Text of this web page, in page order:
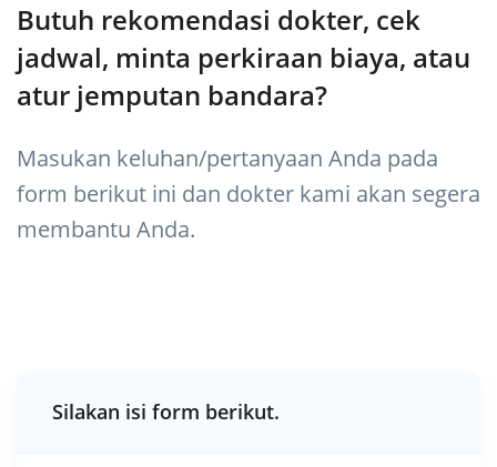
Butuh rekomendasi dokter, cek
jadwal, minta perkiraan biaya, atau
atur jemputan bandara?
Masukan keluhan/pertanyaan Anda pada
form berikut ini dan dokter kami akan segera
membantu Anda.
Silakan isi form berikut.